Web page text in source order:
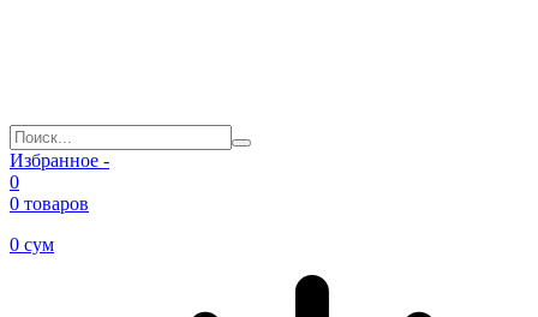
Избранное -
0
0 товаров
0 сум